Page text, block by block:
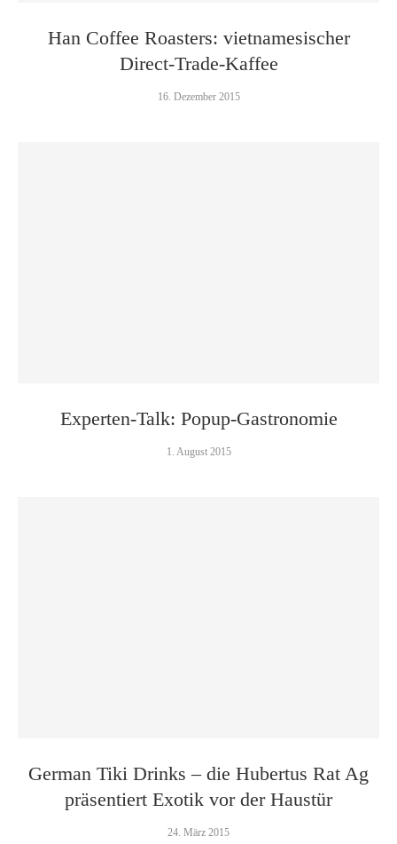
Han Coffee Roasters: vietnamesischer
Direct-Trade-Kaffee
16. Dezember 2015
Experten-Talk: Popup-Gastronomie
1. August 2015
German Tiki Drinks – die Hubertus Rat Ag
präsentiert Exotik vor der Haustür
24. März 2015